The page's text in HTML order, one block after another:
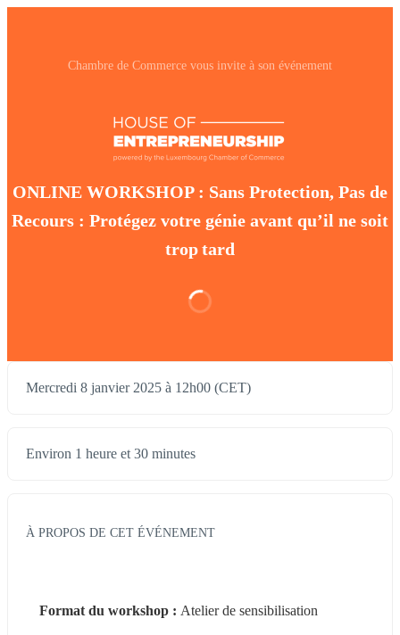
Chambre de Commerce vous invite à son événement
ONLINE WORKSHOP : Sans Protection, Pas de
Recours : Protégez votre génie avant qu’il ne soit
trop tard
Mercredi 8 janvier 2025 à 12h00 (CET)
Environ 1 heure et 30 minutes
À PROPOS DE CET ÉVÉNEMENT
Format du workshop : Atelier de sensibilisation